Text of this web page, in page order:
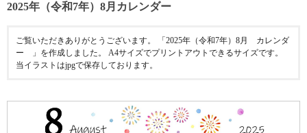
2025年（令和7年）8月カレンダー
ご覧いただきありがとうございます。 「2025年（令和7年）8月 カレンダ
ー 」を作成しました。 A4サイズでプリントアウトできるサイズです。
当イラストはjpgで保存しております。